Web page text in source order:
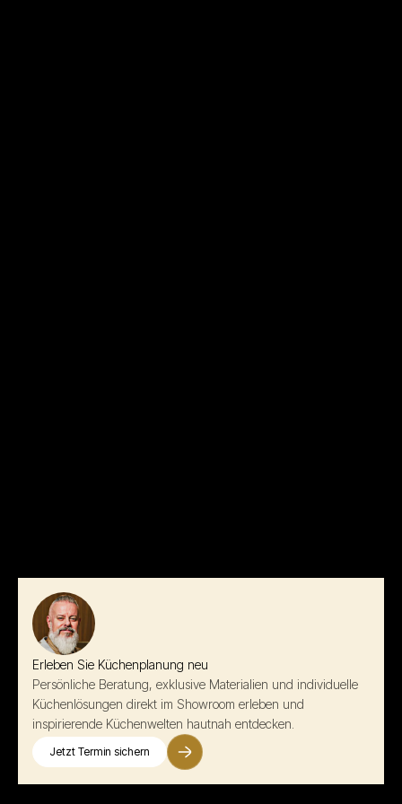
Erleben Sie Küchenplanung neu
Persönliche Beratung, exklusive Materialien und individuelle
Küchenlösungen direkt im Showroom erleben und
inspirierende Küchenwelten hautnah entdecken.
Jetzt Termin sichern